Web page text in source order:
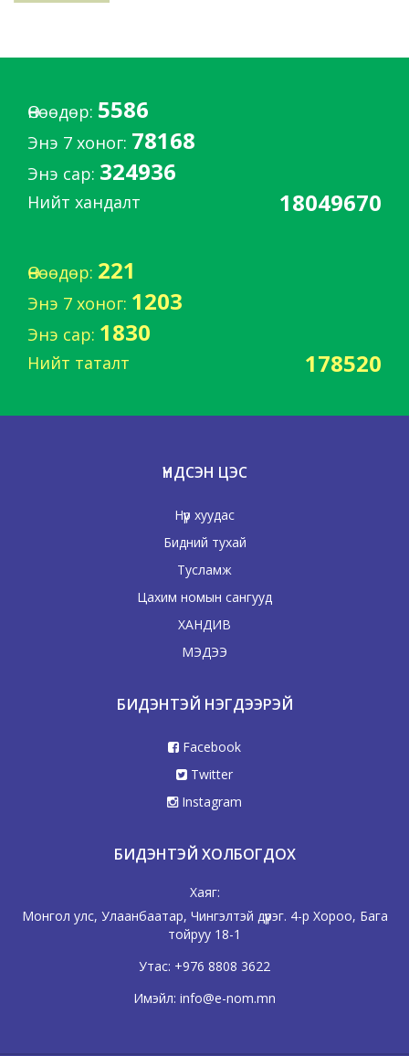
Өнөөдөр: 5586
Энэ 7 хоног: 78168
Энэ сар: 324936
Нийт хандалт 18049670
Өнөөдөр: 221
Энэ 7 хоног: 1203
Энэ сар: 1830
Нийт таталт 178520
ҮНДСЭН ЦЭС
Нүүр хуудас
Бидний тухай
Тусламж
Цахим номын сангууд
ХАНДИВ
МЭДЭЭ
БИДЭНТЭЙ НЭГДЭЭРЭЙ
Facebook
Twitter
Instagram
БИДЭНТЭЙ ХОЛБОГДОХ
Хаяг:
Монгол улс, Улаанбаатар, Чингэлтэй дүүрэг. 4-р Хороо, Бага
тойруу 18-1
Утас: +976 8808 3622
Имэйл: info@e-nom.mn